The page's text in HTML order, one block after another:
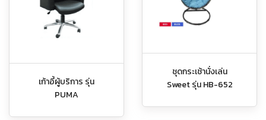
เก้าอี้ผู้บริการ รุ่น
PUMA
ชุดกระเช้านั่งเล่น
Sweet รุ่น HB-652